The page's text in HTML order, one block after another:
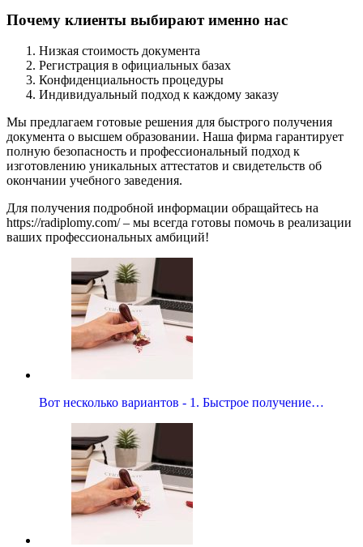
Почему клиенты выбирают именно нас
Низкая стоимость документа
Регистрация в официальных базах
Конфиденциальность процедуры
Индивидуальный подход к каждому заказу
Мы предлагаем готовые решения для быстрого получения
документа о высшем образовании. Наша фирма гарантирует
полную безопасность и профессиональный подход к
изготовлению уникальных аттестатов и свидетельств об
окончании учебного заведения.
Для получения подробной информации обращайтесь на
https://radiplomy.com/ – мы всегда готовы помочь в реализации
ваших профессиональных амбиций!
Вот несколько вариантов - 1. Быстрое получение…